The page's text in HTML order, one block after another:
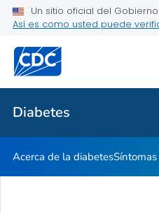
Un sitio oficial del
Así es como usted puede
Diabetes
Vivir con diabetes
Temas relacionados
Diabetes
Acerca de la diabetes